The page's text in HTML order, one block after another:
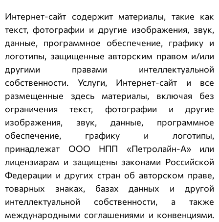
Интернет-сайт содержит материалы, такие как
текст, фотографии и другие изображения, звук,
данные, программное обеспечение, графику и
логотипы, защищенные авторским правом и/или
другими правами интеллектуальной
собственности. Услуги, Интернет-сайт и все
размещенные здесь материалы, включая без
ограничения текст, фотографии и другие
изображения, звук, данные, программное
обеспечение, графику и логотипы,
принадлежат ООО НПП «Петролайн-А»или
лицензиарам и защищены законами Российской
Федерации и других стран об авторском праве,
товарных знаках, базах данных и другой
интеллектуальной собственности, а также
международными соглашениями и конвенциями.